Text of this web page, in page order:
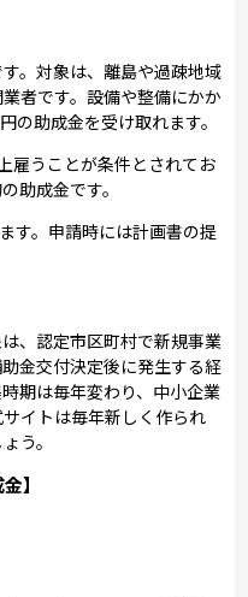
。対象は、離島や過疎地域
者です。設備や整備にかか
の助成金を受け取れます。
雇うことが条件とされてお
助成金です。
す。申請時には計画書の提
、認定市区町村で新規事業
金交付決定後に発生する経
期は毎年変わり、中小企業
イトは毎年新しく作られ
う。
】